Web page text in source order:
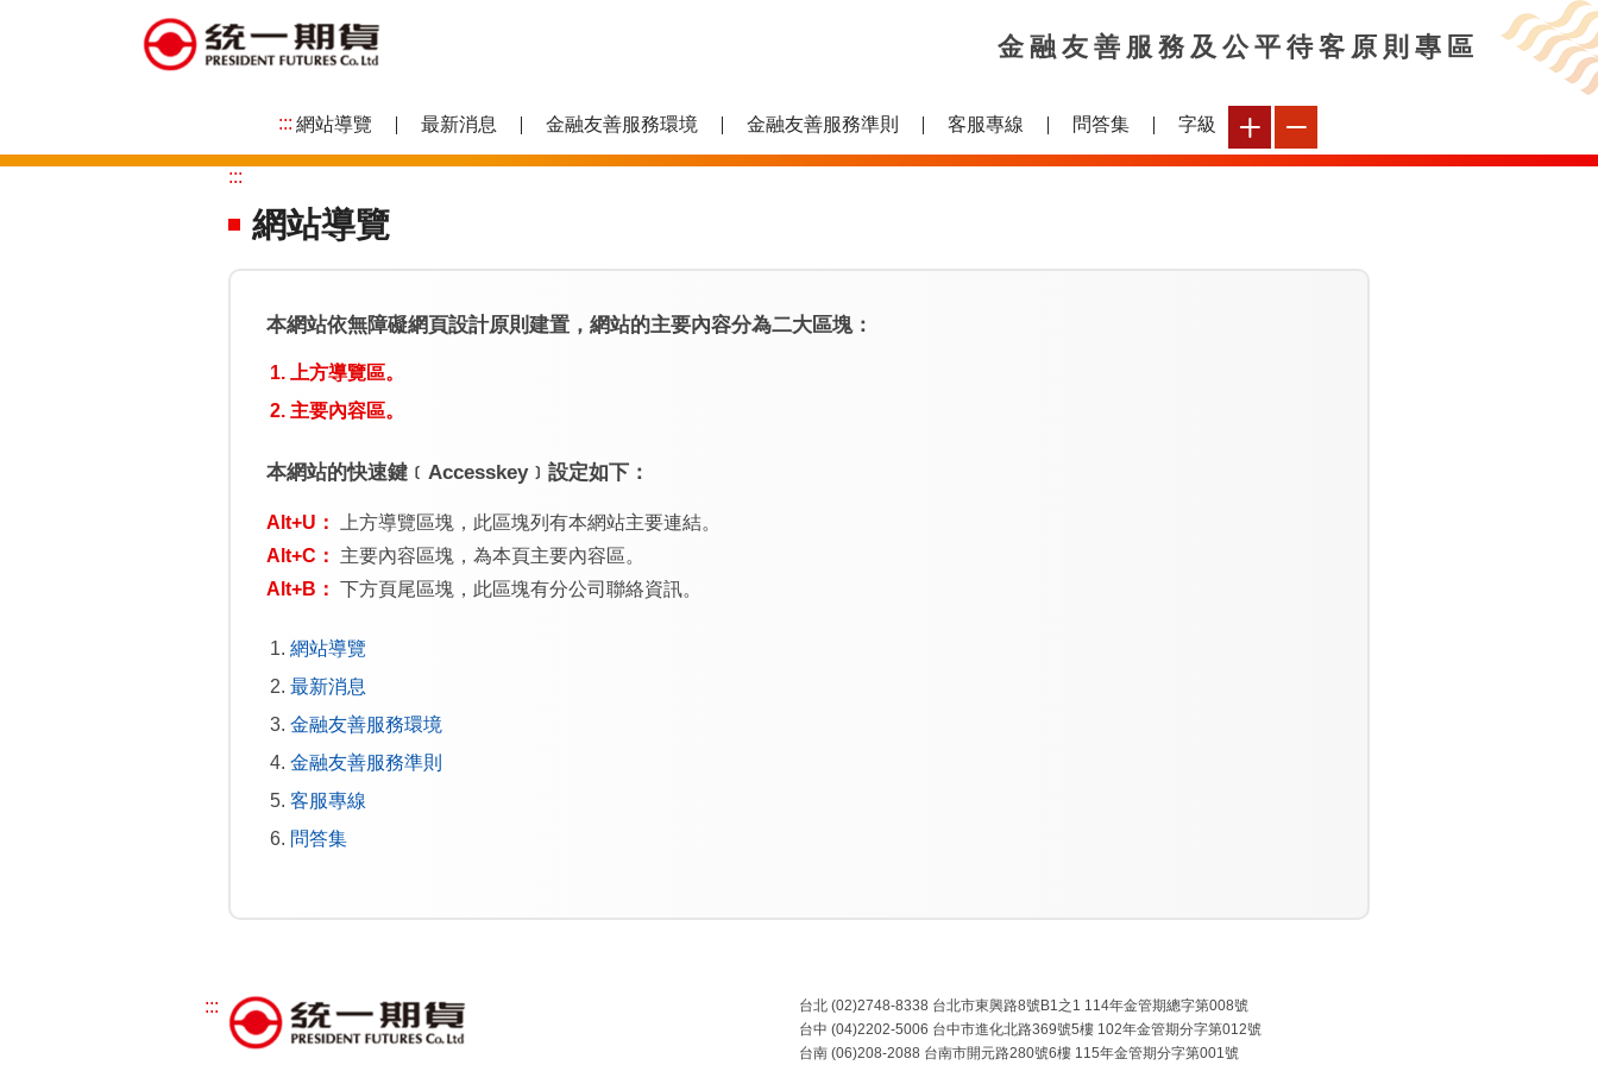
區
金融友善服務及公平待客原則專區
::: 網站導覽 最新消息 金融友善服務環境 金融友善服務準則 客服專線 問答集 字級
:::
網站導覽
本網站依無障礙網頁設計原則建置，網站的主要內容分為二大區塊：
上方導覽區。
主要內容區。
本網站的快速鍵﹝Accesskey﹞設定如下：
Alt+U：
上方導覽區塊，此區塊列有本網站主要連結。
Alt+C：
主要內容區塊，為本頁主要內容區。
Alt+B： 下方頁尾區塊，此區塊有分公司聯絡資訊。
網站導覽
最新消息
金融友善服務環境
金融友善服務準則
客服專線
問答集
:::
台北 (02)2748-8338 台北市東興路8號B1之1 114年金管期總字第008號
台中 (04)2202-5006 台中市進化北路369號5樓 102年金管期分字第012號
台南 (06)208-2088 台南市開元路280號6樓 115年金管期分字第001號